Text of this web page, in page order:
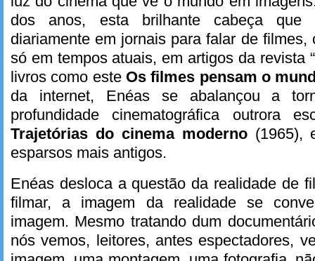
dos anos, esta brilhante cabeça que
diariamente em jornais para falar de filmes,
só em tempos atuais, em artigos da revista
livros como este Os filmes pensam o
da internet, Enéas se abalançou a
profundidade cinematográfica outrora
Trajetórias do cinema moderno (1965),
esparsos mais antigos.
Enéas desloca a questão da realidade de
filmar, a imagem da realidade se
imagem. Mesmo tratando dum
nós vemos, leitores, antes espectadores,